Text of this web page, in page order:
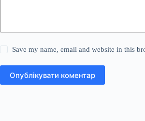
Save my name, email and website in this
Опублікувати коментар